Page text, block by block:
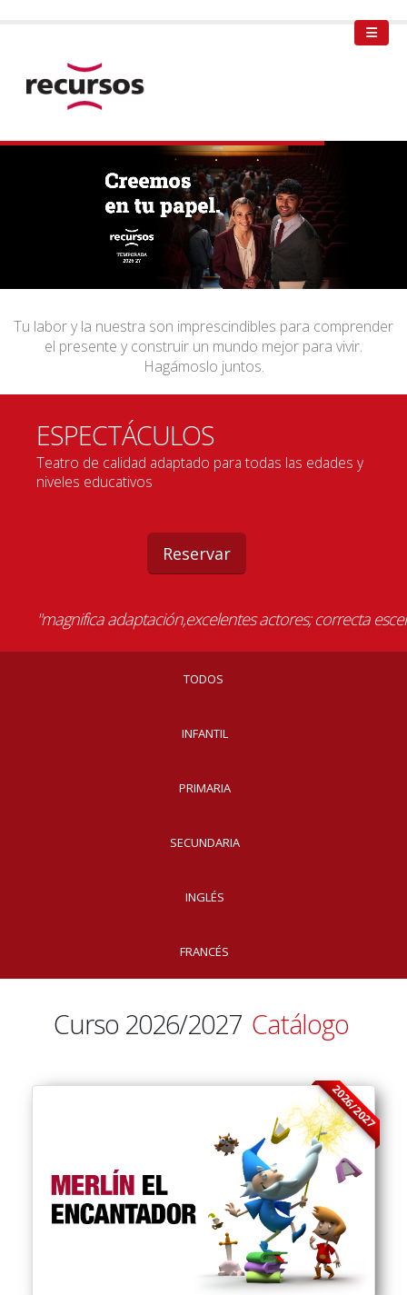
Tu labor y la nuestra son imprescindibles para comprender
el presente y construir un mundo mejor para vivir.
Hagámoslo juntos.
ESPECTÁCULOS
Teatro de calidad adaptado para todas las edades y
niveles educativos
Reservar
"Magnífico. Como siempre. Todo es de un nivel
"magnifica adaptación,excelentes actores; correcta
TODOS
INFANTIL
PRIMARIA
SECUNDARIA
INGLÉS
FRANCÉS
Curso 2026/2027 Catálogo
2026/2027